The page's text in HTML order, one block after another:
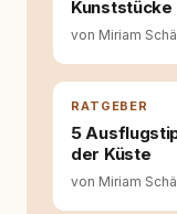
und der
Hund
für ein
Kunststücke
von Miriam
RATGEBER
5
der Küste
von Miriam